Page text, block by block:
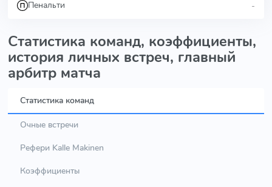
Пенальти -
Статистика команд, коэффициенты,
история личных встреч, главный
арбитр матча
Статистика команд
Очные встречи
Рефери Kalle Makinen
Коэффициенты